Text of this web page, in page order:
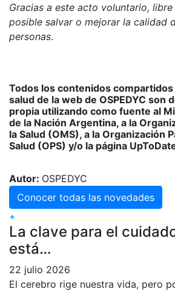
Gracias a este acto voluntario,
posible salvar o mejorar la calidad
personas.
Todos los contenidos compartidos
salud de la web de OSPEDYC son
propia utilizando como fuente al
de la Nación Argentina, a la
la Salud (OMS), a la Organización
Salud (OPS) y/o la página
Autor: OSPEDYC
Conocer todas las novedades
+
La clave para el
está…
22 julio 2026
El cerebro rige nuestra vida, pero